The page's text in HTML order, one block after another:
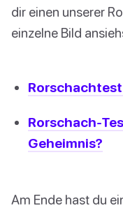
dir einen unserer
einzelne Bild
Rorschach-
Geheimnis?
Am Ende hast du